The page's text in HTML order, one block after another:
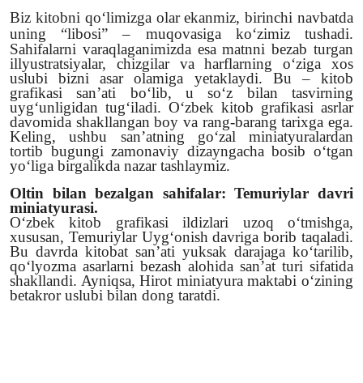
Video yangiliklar
Ekspeditsiya
Biz kitobni qo‘limizga olar ekanmiz, birinchi navbatda
uning “libosi” – muqovasiga ko‘zimiz tushadi.
Sahifalarni varaqlaganimizda esa matnni bezab turgan
illyustratsiyalar, chizgilar va harflarning o‘ziga xos
uslubi bizni asar olamiga yetaklaydi. Bu – kitob
grafikasi san’ati bo‘lib, u so‘z bilan tasvirning
uyg‘unligidan tug‘iladi. O‘zbek kitob grafikasi asrlar
davomida shakllangan boy va rang-barang tarixga ega.
Keling, ushbu san’atning go‘zal miniatyuralardan
tortib bugungi zamonaviy dizayngacha bosib o‘tgan
yo‘liga birgalikda nazar tashlaymiz.
Oltin bilan bezalgan sahifalar: Temuriylar davri
miniatyurasi.
O‘zbek kitob grafikasi ildizlari uzoq o‘tmishga,
xususan, Temuriylar Uyg‘onish davriga borib taqaladi.
Bu davrda kitobat san’ati yuksak darajaga ko‘tarilib,
qo‘lyozma asarlarni bezash alohida san’at turi sifatida
shakllandi. Ayniqsa, Hirot miniatyura maktabi o‘zining
betakror uslubi bilan dong taratdi.